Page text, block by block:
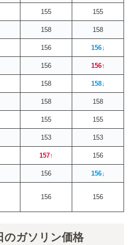
155 155
158 158
156 156↓
156 156↑
158 158↓
158 158
155 155
153 153
157↑ 156
156 156↓
156 156
のガソリン価格